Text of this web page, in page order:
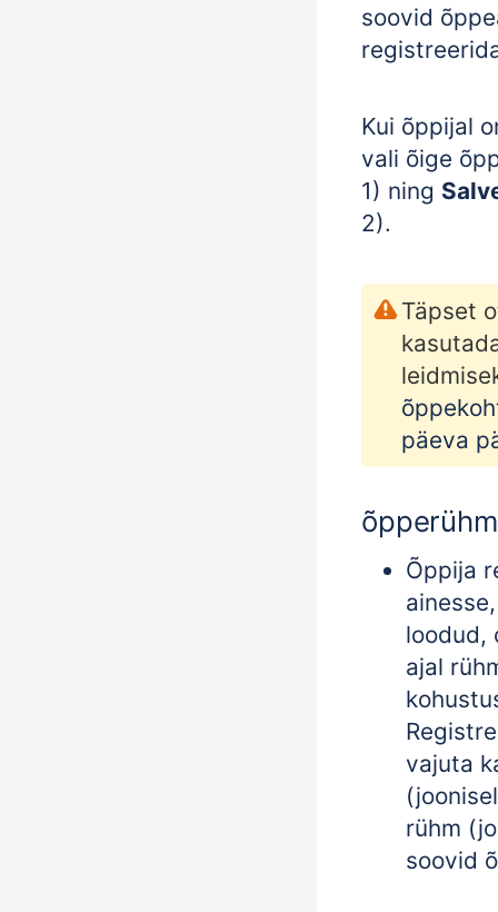
soovid
Kui õppijal
vali õige
1) ning
2).
Täpset
päeva
Õppija
loodud,
ajal
vajuta
rühm
soovid